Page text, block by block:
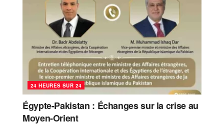
24 HEURES SUR 24
Égypte-Pakistan : Échanges sur la crise au
Moyen-Orient